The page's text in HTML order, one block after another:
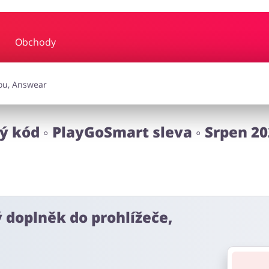
Obchody
hudba
◦ PlayGoSmart sleva ◦ Srpen
do prohlížeče,